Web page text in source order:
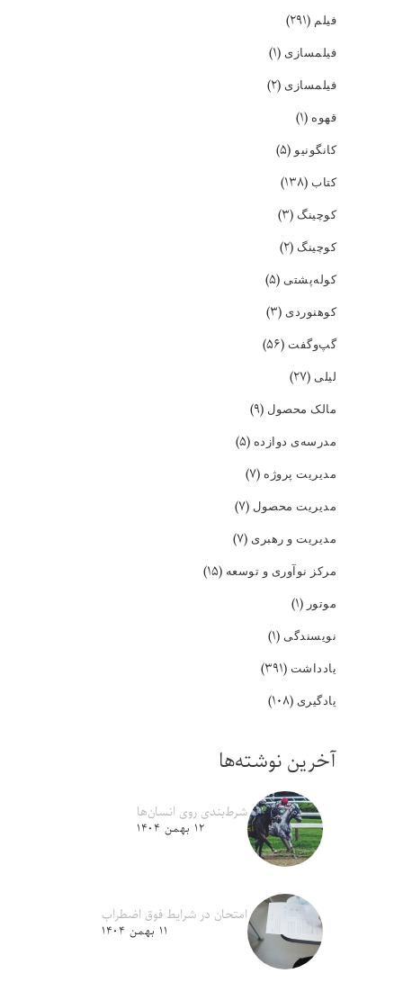
فیلم (۲۹۱)
فیلمسازی (۱)
فیلمسازی (۲)
قهوه (۱)
کانگونیو(۵)
کتاب (۱۳۸)
کوچینگ (۳)
کوچینگ (۲)
کوله‌پشتی (۵)
کوهنوردی (۳)
گپ‌و‌گفت (۵۶)
لیلی (۲۷)
مالک محصول (۹)
مدرسه‌ی دوازده (۵)
مدیریت پروژه (۷)
مدیریت محصول (۷)
مدیریت و رهبری (۷)
مرکز نوآوری و توسعه (۱۵)
موتور (۱)
نویسندگی (۱)
یادداشت (۳۹۱)
یادگیری (۱۰۸)
آخرین نوشته‌ها
شرط‌بندی روی انسان‌ها
۱۲ بهمن ۱۴۰۴
امتحان در شرایط فوق اضطراب
۱۱ بهمن ۱۴۰۴